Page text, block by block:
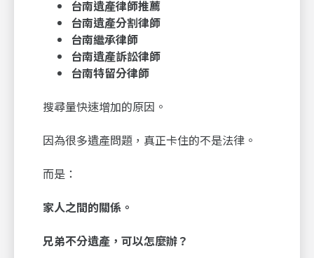
台南遺產律師推薦
台南遺產分割律師
台南繼承律師
台南遺產訴訟律師
台南特留分律師
搜尋量快速增加的原因。
因為很多遺產問題，真正卡住的不是法律。
而是：
家人之間的關係。
兄弟不分遺產，可以怎麼辦？